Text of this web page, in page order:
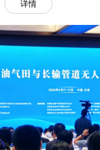
详情